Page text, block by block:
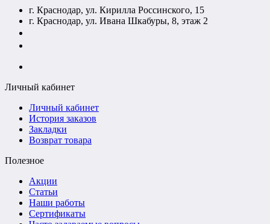
г. Краснодар, ул. Кирилла Россинского, 15
г. Краснодар, ул. Ивана Шкабуры, 8, этаж 2
Личный кабинет
Личный кабинет
История заказов
Закладки
Возврат товара
Полезное
Акции
Статьи
Наши работы
Сертификаты